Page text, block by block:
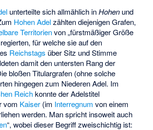
unterteilte sich allmählich inHohen und
Hohen Adelzählten diejenigen Grafen,
Territorienvon „fürstmäßiger Größe
für welche sie auf den
Reichstags über Sitz und Stimme
damit den untersten Rang der
bloßen Titulargrafen (ohne solche
hingegen zum Niederen Adel. Im
Reichkonnte der Adelstitel
vom Kaiser (im Interregnum von einem
werden. Man spricht insoweit auch
“, wobei dieser Begriff zweischichtig ist: